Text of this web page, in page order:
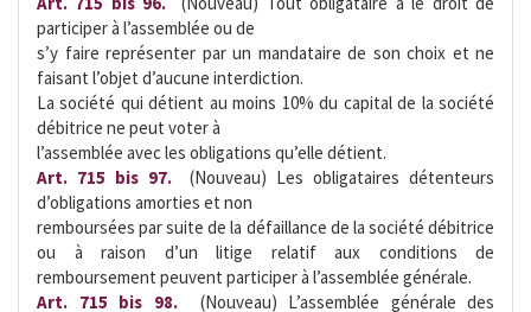
participer à l’assemblée ou de
s’y faire représenter par un mandataire de son choix et ne
faisant l’objet d’aucune interdiction.
La société qui détient au moins 10% du capital de la société
débitrice ne peut voter à
l’assemblée avec les obligations qu’elle détient.
Art. 715 bis 97.
 (Nouveau) Les obligataires détenteurs
d’obligations amorties et non
remboursées par suite de la défaillance de la société débitrice
ou à raison d’un litige relatif aux conditions de
remboursement peuvent participer à l’assemblée générale.
Art. 715 bis 98. (Nouveau) L’assemblée générale des